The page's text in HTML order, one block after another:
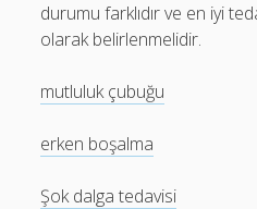
durumu farklıdır ve en iyi
olarak belirlenmelidir.
mutluluk çubuğu
erken boşalma
Şok dalga tedavisi